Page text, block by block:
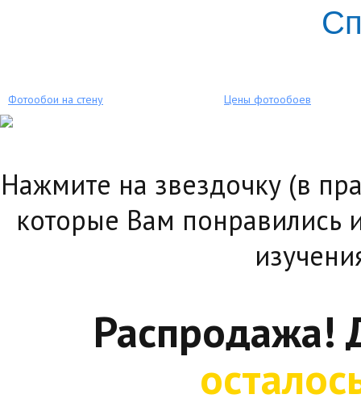
Фотообои на стену Цены фотообоев
Нажмите на звездочку (в
которые Вам понравились
Распродажа!